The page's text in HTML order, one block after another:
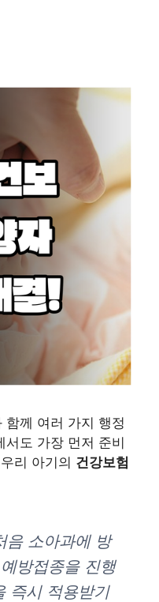
함께 여러 가지 행정
도 가장 먼저 준비
리 아기의 건강보험
음 소아과에 방
방접종을 진행
즉시 적용받기